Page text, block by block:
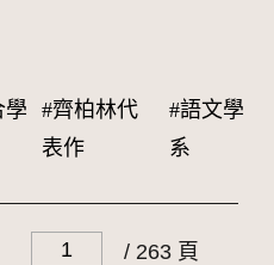
學
#齊柏林代
表作
#語文學
系
/ 263 頁